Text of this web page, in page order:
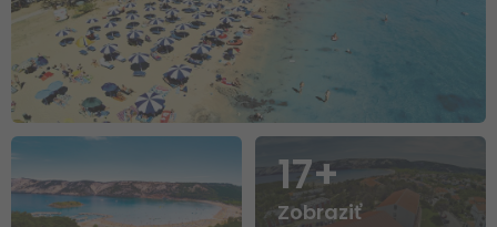
17+
Zobraziť